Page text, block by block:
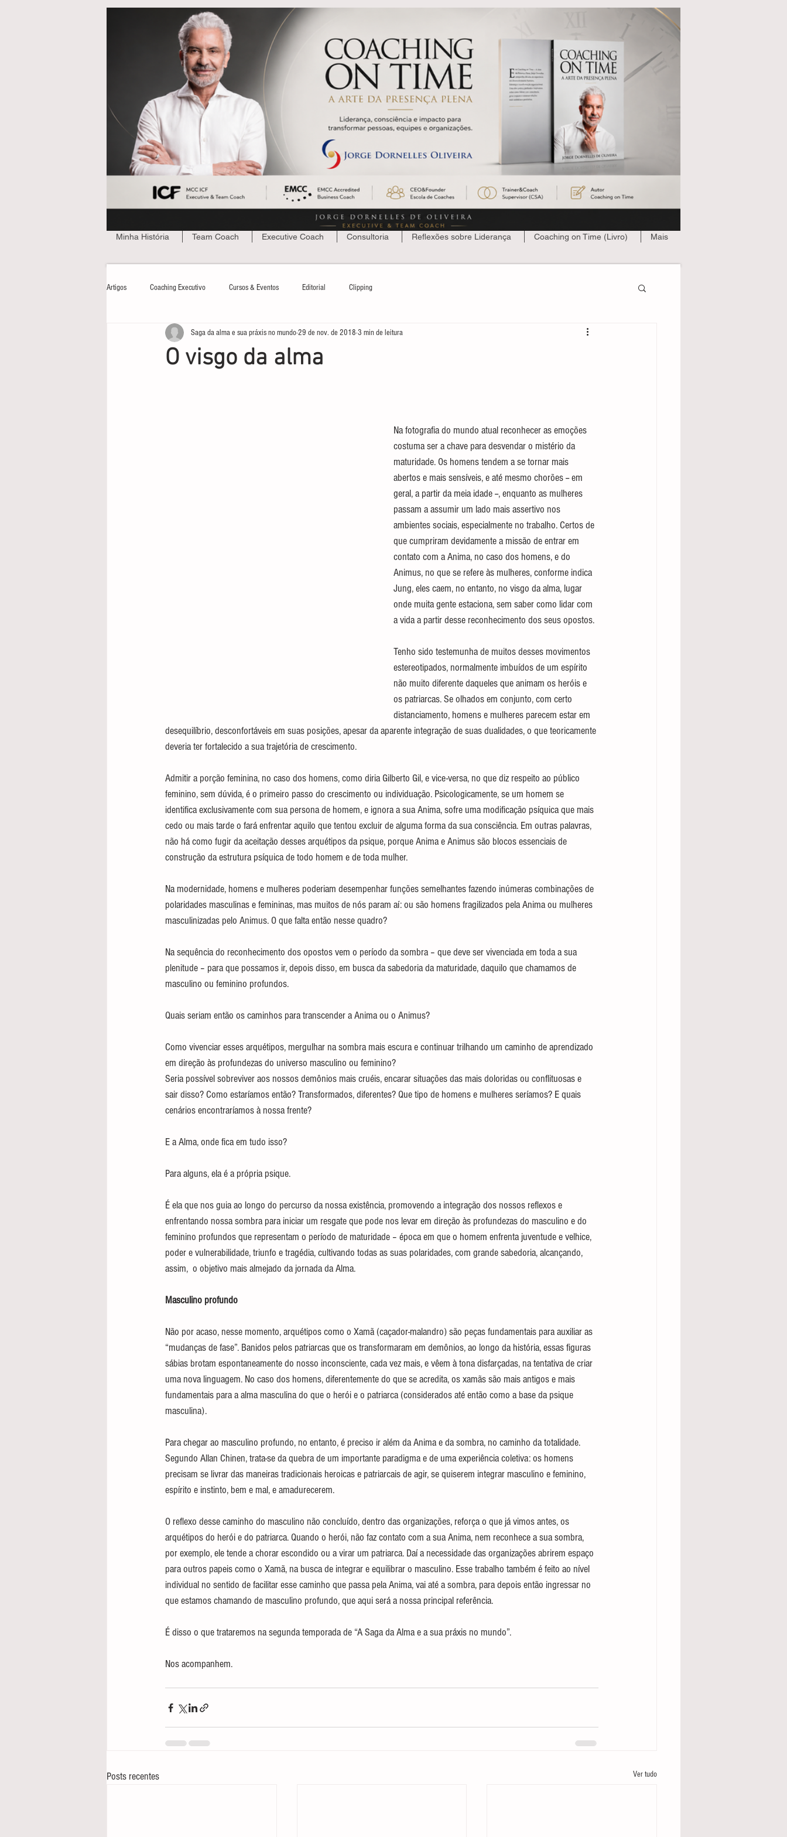
Minha História Team Coach Executive Coach Consultoria Reflexões sobre Liderança Coaching on Time (Livro) Mais
Artigos Coaching Executivo Cursos & Eventos Editorial Clipping
O visgo da alma
Saga da alma e sua práxis no mundo29 de nov. de 2018 3 min de leitura
Na fotografia do mundo atual reconhecer as emoções
costuma ser a chave para desvendar o mistério da
maturidade. Os homens tendem a se tornar mais
abertos e mais sensíveis, e até mesmo chorões -- em
geral, a partir da meia idade --, enquanto as mulheres
passam a assumir um lado mais assertivo nos
ambientes sociais, especialmente no trabalho. Certos de
que cumpriram devidamente a missão de entrar em
contato com a Anima, no caso dos homens, e do
Animus, no que se refere às mulheres, conforme indica
Jung, eles caem, no entanto, no visgo da alma, lugar
onde muita gente estaciona, sem saber como lidar com
a vida a partir desse reconhecimento dos seus opostos.
Tenho sido testemunha de muitos desses movimentos
estereotipados, normalmente imbuídos de um espírito
não muito diferente daqueles que animam os heróis e
os patriarcas. Se olhados em conjunto, com certo
distanciamento, homens e mulheres parecem estar em
desequilíbrio, desconfortáveis em suas posições, apesar da aparente integração de suas dualidades, o que teoricamente
deveria ter fortalecido a sua trajetória de crescimento.
Admitir a porção feminina, no caso dos homens, como diria Gilberto Gil, e vice-versa, no que diz respeito ao público
feminino, sem dúvida, é o primeiro passo do crescimento ou individuação. Psicologicamente, se um homem se
identifica exclusivamente com sua persona de homem, e ignora a sua Anima, sofre uma modificação psíquica que mais
cedo ou mais tarde o fará enfrentar aquilo que tentou excluir de alguma forma da sua consciência. Em outras palavras,
não há como fugir da aceitação desses arquétipos da psique, porque Anima e Animus são blocos essenciais de
construção da estrutura psíquica de todo homem e de toda mulher.
Na modernidade, homens e mulheres poderiam desempenhar funções semelhantes fazendo inúmeras combinações de
polaridades masculinas e femininas, mas muitos de nós param aí: ou são homens fragilizados pela Anima ou mulheres
masculinizadas pelo Animus. O que falta então nesse quadro?
Na sequência do reconhecimento dos opostos vem o período da sombra – que deve ser vivenciada em toda a sua
plenitude – para que possamos ir, depois disso, em busca da sabedoria da maturidade, daquilo que chamamos de
masculino ou feminino profundos.
Quais seriam então os caminhos para transcender a Anima ou o Animus?
Como vivenciar esses arquétipos, mergulhar na sombra mais escura e continuar trilhando um caminho de aprendizado
em direção às profundezas do universo masculino ou feminino?
Seria possível sobreviver aos nossos demônios mais cruéis, encarar situações das mais doloridas ou conflituosas e
sair disso? Como estaríamos então? Transformados, diferentes? Que tipo de homens e mulheres seríamos? E quais
cenários encontraríamos à nossa frente?
E a Alma, onde fica em tudo isso?
Para alguns, ela é a própria psique.
É ela que nos guia ao longo do percurso da nossa existência, promovendo a integração dos nossos reflexos e
enfrentando nossa sombra para iniciar um resgate que pode nos levar em direção às profundezas do masculino e do
feminino profundos que representam o período de maturidade – época em que o homem enfrenta juventude e velhice,
poder e vulnerabilidade, triunfo e tragédia, cultivando todas as suas polaridades, com grande sabedoria, alcançando,
assim,  o objetivo mais almejado da jornada da Alma.
Masculino profundo
Não por acaso, nesse momento, arquétipos como o Xamã (caçador-malandro) são peças fundamentais para auxiliar as
“mudanças de fase”. Banidos pelos patriarcas que os transformaram em demônios, ao longo da história, essas figuras
sábias brotam espontaneamente do nosso inconsciente, cada vez mais, e vêem à tona disfarçadas, na tentativa de criar
uma nova linguagem. No caso dos homens, diferentemente do que se acredita, os xamãs são mais antigos e mais
fundamentais para a alma masculina do que o herói e o patriarca (considerados até então como a base da psique
masculina).
Para chegar ao masculino profundo, no entanto, é preciso ir além da Anima e da sombra, no caminho da totalidade.
Segundo Allan Chinen, trata-se da quebra de um importante paradigma e de uma experiência coletiva: os homens
precisam se livrar das maneiras tradicionais heroicas e patriarcais de agir, se quiserem integrar masculino e feminino,
espírito e instinto, bem e mal, e amadurecerem.
O reflexo desse caminho do masculino não concluído, dentro das organizações, reforça o que já vimos antes, os
arquétipos do herói e do patriarca. Quando o herói, não faz contato com a sua Anima, nem reconhece a sua sombra,
por exemplo, ele tende a chorar escondido ou a virar um patriarca. Daí a necessidade das organizações abrirem espaço
para outros papeis como o Xamã, na busca de integrar e equilibrar o masculino. Esse trabalho também é feito ao nível
individual no sentido de facilitar esse caminho que passa pela Anima, vai até a sombra, para depois então ingressar no
que estamos chamando de masculino profundo, que aqui será a nossa principal referência.
É disso o que trataremos na segunda temporada de “A Saga da Alma e a sua práxis no mundo”.
Nos acompanhem.
Posts recentes Ver tudo